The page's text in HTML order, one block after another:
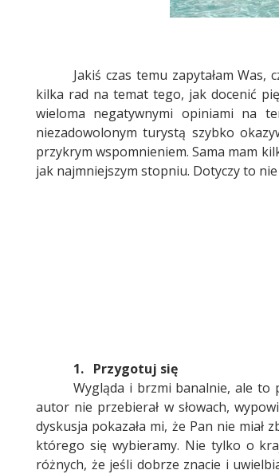
Jakiś czas temu zapytałam
kilka rad na temat tego, jak docenić
wieloma negatywnymi opiniami na
niezadowolonym turystą szybko
przykrym wspomnieniem. Sama mam
jak najmniejszym stopniu. Dotyczy to
1. Przygotuj się
Wygląda i brzmi banalnie, ale to
autor nie przebierał w słowach,
dyskusja pokazała mi, że Pan nie miał
którego się wybieramy. Nie tylko o
różnych, że jeśli dobrze znacie i